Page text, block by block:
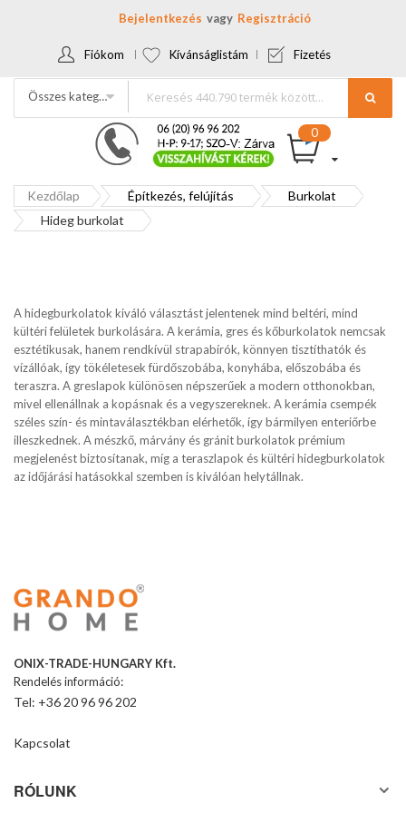
Bejelentkezés Regisztráció
Fiókom Kívánságlistám Fizetés
Összes kategória
Kezdőlap Építkezés, felújítás
Burkolat
Hideg burkolat
A hidegburkolatok kiváló választást jelentenek mind beltéri, mind
kültéri felületek burkolására. A kerámia, gres és kőburkolatok nemcsak
esztétikusak, hanem rendkívül strapabírók, könnyen tisztíthatók és
vízállóak, így tökéletesek fürdőszobába, konyhába, előszobába és
teraszra. A greslapok különösen népszerűek a modern otthonokban,
mivel ellenállnak a kopásnak és a vegyszereknek. A kerámia csempék
széles szín- és mintaválasztékban elérhetők, így bármilyen enteriőrbe
illeszkednek. A mészkő, márvány és gránit burkolatok prémium
megjelenést biztosítanak, míg a teraszlapok és kültéri hidegburkolatok
az időjárási hatásokkal szemben is kiválóan helytállnak.
ONIX-TRADE-HUNGARY Kft.
Rendelés információ:
Tel: +36 20 96 96 202
Kapcsolat
RÓLUNK